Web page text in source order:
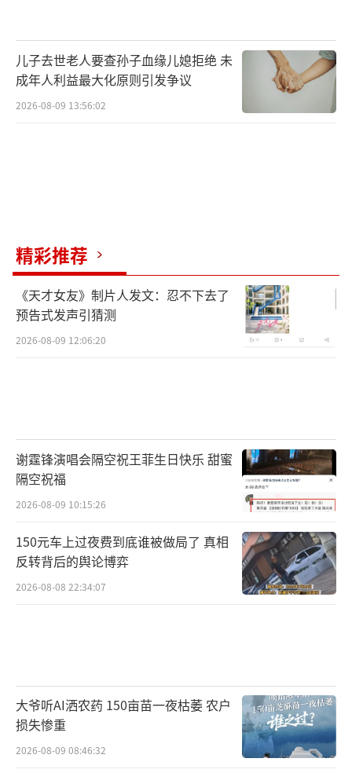
儿子去世老人要查孙子血缘儿媳拒绝 未
成年人利益最大化原则引发争议
2026-08-09 13:56:02
精彩推荐
《天才女友》制片人发文：忍不下去了
预告式发声引猜测
2026-08-09 12:06:20
谢霆锋演唱会隔空祝王菲生日快乐 甜蜜
隔空祝福
2026-08-09 10:15:26
150元车上过夜费到底谁被做局了 真相
反转背后的舆论博弈
2026-08-08 22:34:07
大爷听AI洒农药 150亩苗一夜枯萎 农户
损失惨重
2026-08-09 08:46:32